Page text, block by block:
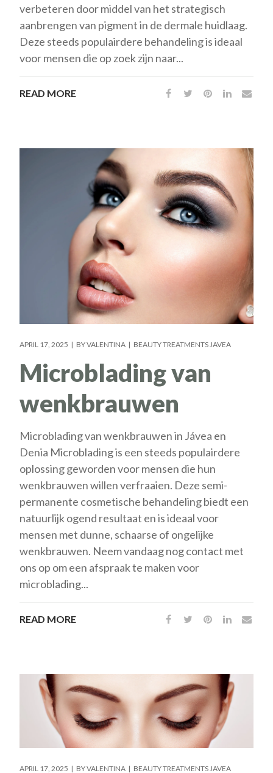
verbeteren door middel van het strategisch
aanbrengen van pigment in de dermale huidlaag.
Deze steeds populairdere behandeling is ideaal
voor mensen die op zoek zijn naar...
READ MORE
APRIL 17, 2025 BYVALENTINA BEAUTY TREATMENTS JAVEA
Microblading van
wenkbrauwen
Microblading van wenkbrauwen in Jávea en
Denia Microblading is een steeds populairdere
oplossing geworden voor mensen die hun
wenkbrauwen willen verfraaien. Deze semi-
permanente cosmetische behandeling biedt een
natuurlijk ogend resultaat en is ideaal voor
mensen met dunne, schaarse of ongelijke
wenkbrauwen. Neem vandaag nog contact met
ons op om een ​​afspraak te maken voor
microblading...
READ MORE
APRIL 17, 2025 BYVALENTINA BEAUTY TREATMENTS JAVEA